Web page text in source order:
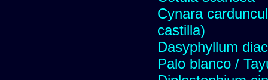
Cynara
castilla)
Dasyphyllum
Palo blanco /